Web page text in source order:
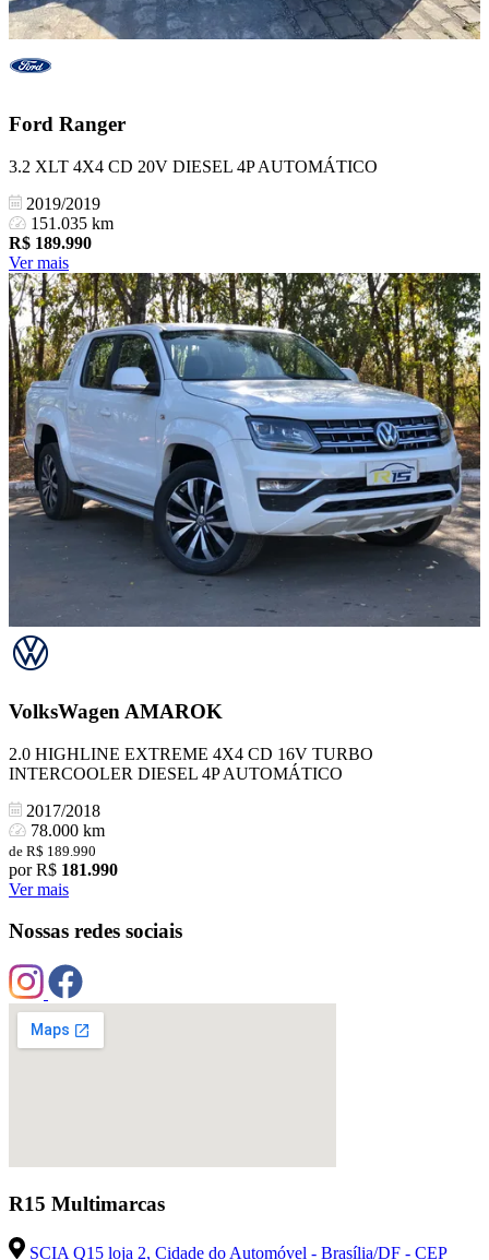
Ford Ranger
3.2 XLT 4X4 CD 20V DIESEL 4P AUTOMÁTICO
2019/2019
151.035 km
R$ 189.990
Ver mais
VolksWagen AMAROK
2.0 HIGHLINE EXTREME 4X4 CD 16V TURBO
INTERCOOLER DIESEL 4P AUTOMÁTICO
2017/2018
78.000 km
de R$ 189.990
por R$ 181.990
Ver mais
Nossas redes sociais
R15 Multimarcas
SCIA Q15 loja 2, Cidade do Automóvel - Brasília/DF - CEP